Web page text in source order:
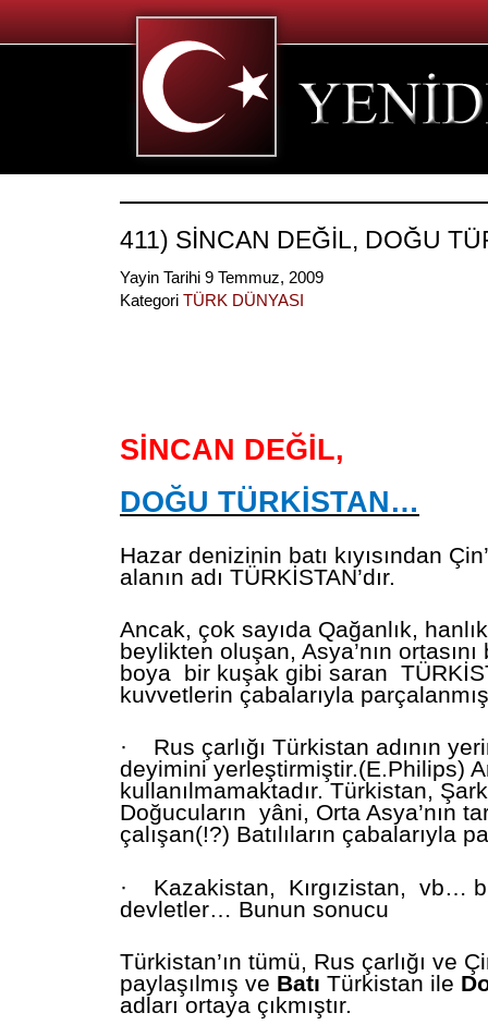
411) SİNCAN DEĞİL, DOĞU
Yayin Tarihi 9 Temmuz, 2009
Kategori TÜRK DÜNYASI
SİNCAN DEĞİL,
DOĞU TÜRKİSTAN…
Hazar denizinin batı kıyısından
alanın adı TÜRKİSTAN’dır.
Ancak, çok sayıda Qağanlık,
beylikten oluşan, Asya’nın
boya bir kuşak gibi saran
kuvvetlerin çabalarıyla
·
Rus çarlığı Türkistan adının
deyimini yerleştirmiştir.(E.Philips)
kullanılmamaktadır. Türkistan,
Doğucuların yâni, Orta Asya’nın
çalışan(!?) Batılıların çabalarıyla
·
Kazakistan, Kırgızistan, vb…
devletler… Bunun sonucu
Türkistan’ın tümü, Rus çarlığı ve
paylaşılmış ve Batı Türkistan ile
adları ortaya çıkmıştır.